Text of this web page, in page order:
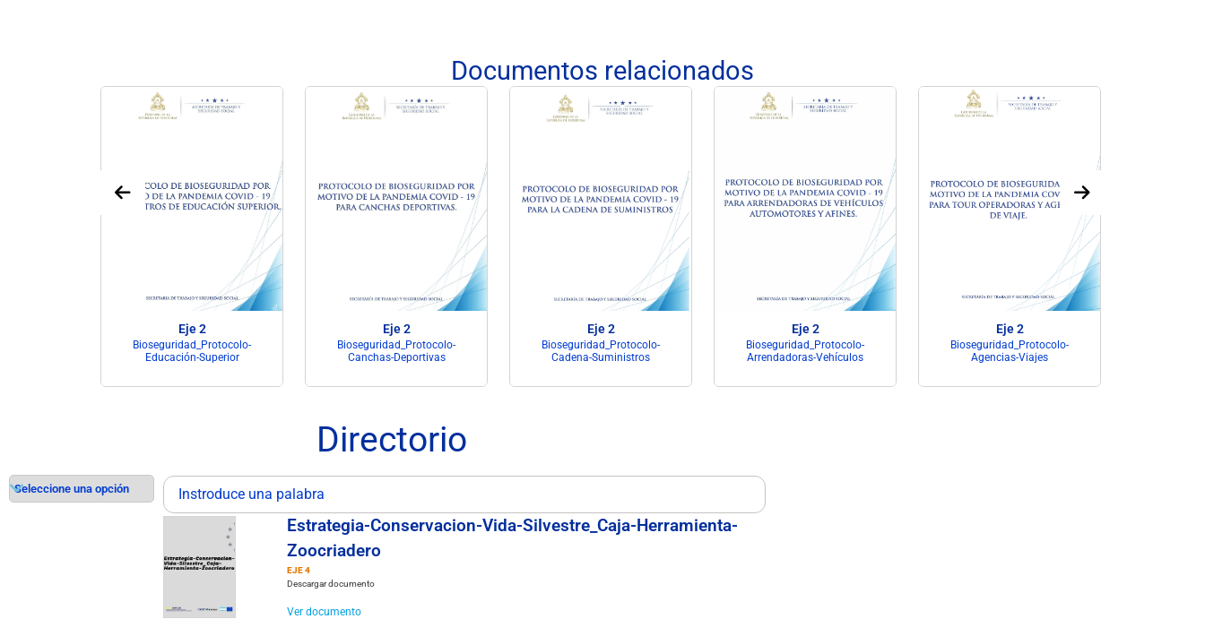
Documentos relacionados
Eje 2
Bioseguridad_Protocolo-
Educación-Superior
Eje 2
Bioseguridad_Protocolo-
Canchas-Deportivas
Eje 2
Bioseguridad_Protocolo-
Cadena-Suministros
Eje 2
Bioseguridad_Protocolo-
Arrendadoras-Vehículos
Eje 2
Bioseguridad_Protocolo-
Agencias-Viajes
Directorio
Estrategia-Conservacion-Vida-Silvestre_Caja-Herramienta-
Zoocriadero
EJE 4
Descargar documento
Ver documento